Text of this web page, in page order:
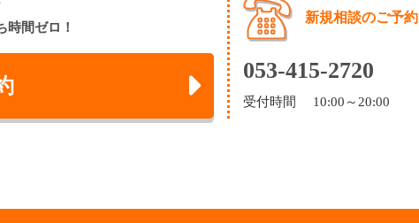
時間ゼロ！
新規相談のご予約
053-415-2720
受付時間 10:00～20:00